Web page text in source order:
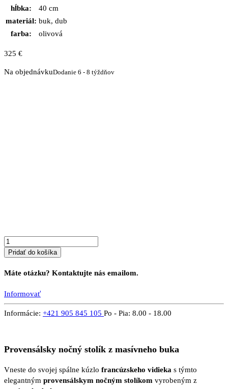
hĺbka:
40 cm
materiál: buk, dub
farba:
olivová
325 €
Na objednávkuDodanie 6 - 8 týždňov
Pridať do košíka
Máte otázku? Kontaktujte nás emailom.
Informovať
Informácie: +421 905 845 105 Po - Pia: 8.00 - 18.00
Provensálsky nočný stolík z masívneho buka
Vneste do svojej spálne kúzlo francúzskeho vidieka s týmto
elegantným provensálskym nočným stolíkom vyrobeným z